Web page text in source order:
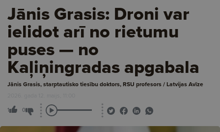
Jānis Grasis: Droni var
ielidot arī no rietumu
puses — no
Kaļiņingradas apgabala
Jānis Grasis, starptautisko tiesību doktors, RSU profesors / Latvijas Avīze
2026. gada 12. maijs, 11:00
1 0